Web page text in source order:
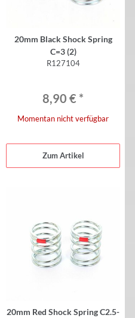
20mm Black Shock Spring
C=3 (2)
R127104
8,90 € *
Momentan nicht verfügbar
Zum Artikel
20mm Red Shock Spring C2.5-